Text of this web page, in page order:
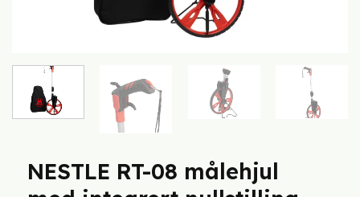
NESTLE RT-08 målehjul